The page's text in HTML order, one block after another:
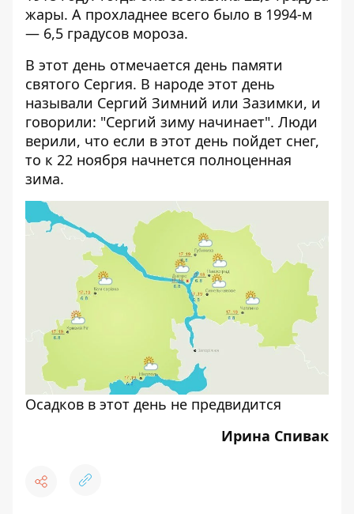
жары. А прохладнее всего было в 1994-м
— 6,5 градусов мороза.
В этот день отмечается день памяти
святого Сергия. В народе этот день
называли Сергий Зимний или Зазимки, и
говорили: "Сергий зиму начинает". Люди
верили, что если в этот день пойдет снег,
то к 22 ноября начнется полноценная
зима.
Осадков в этот день не предвидится
Ирина Спивак